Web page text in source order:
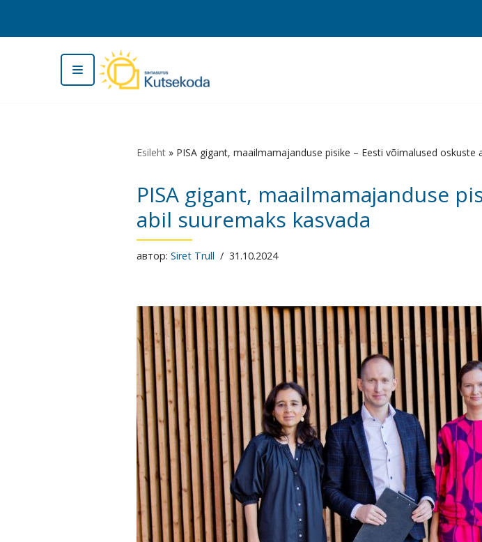
Перейти
содержимому
Esileht» PISA gigant, maailmamajanduse pisike – Eesti võimalused oskuste
PISA gigant, maailmamajanduse
abil suuremaks kasvada
автор: Siret Trull 31.10.2024